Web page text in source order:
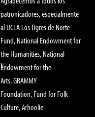
patronicadores, especialmente
al UCLA Los Tigres de Norte
Fund, National Endowment for
the Humanities, National
Endowment for the
Arts, GRAMMY
Foundation, Fund for Folk
Culture, Arhoolie